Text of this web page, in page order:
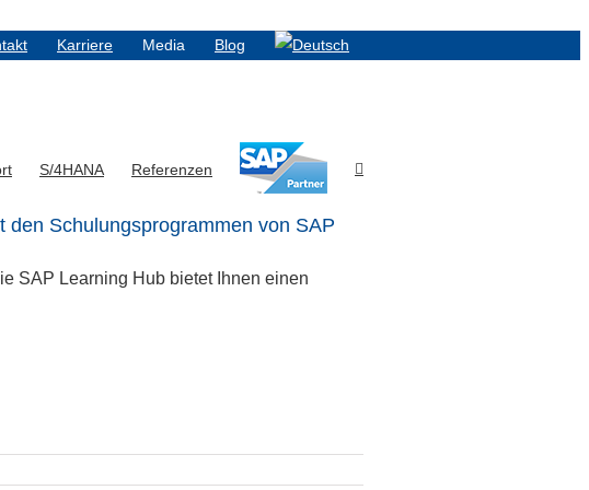
Karriere Media Blog
S/4HANA Referenzen
Schulungsprogrammen von SAP
SAP Learning Hub bietet Ihnen einen